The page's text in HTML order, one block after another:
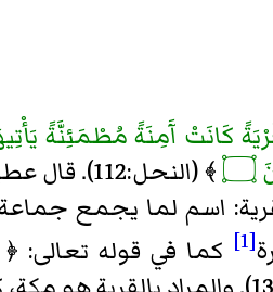
كَانَتْ آَمِنَةً مُطْمَئِنَّةً
﴾ (النحل:112). قال عطية العوفي وقتادة: هي مكة.
اسم لما يجمع جماعة
[1] كما في قوله تعالى: ﴿